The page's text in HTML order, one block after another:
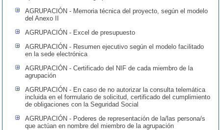
AGRUPACIÓN - Memoria técnica del proyecto, según el modelo
del Anexo II
AGRUPACIÓN - Excel de presupuesto
AGRUPACIÓN - Resumen ejecutivo según el modelo facilitado
en la sede electrónica
AGRUPACIÓN - Certificado del NIF de cada miembro de la
agrupación
AGRUPACIÓN - En caso de no autorizar la consulta telemática
incluida en el formulario de solicitud, certificado del cumplimiento
de obligaciones con la Seguridad Social
AGRUPACIÓN - Poderes de representación de la/las persona/s
que actúan en nombre del miembro de la agrupación